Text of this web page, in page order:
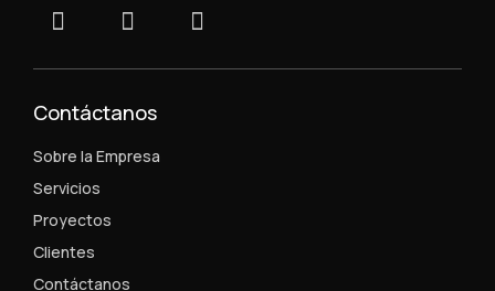
Contáctanos
Sobre la Empresa
Servicios
Proyectos
Clientes
Contáctanos